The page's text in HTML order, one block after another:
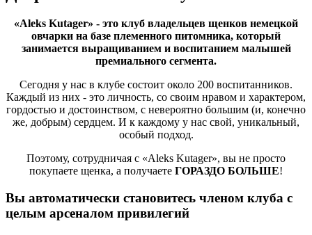
«Aleks Kutager» - это клуб владельцев щенков немецкой
овчарки на базе племенного питомника, который
занимается выращиванием и воспитанием малышей
премиального сегмента.
Сегодня у нас в клубе состоит около 200 воспитанников.
Каждый из них - это личность, со своим нравом и характером,
гордостью и достоинством, с невероятно большим (и, конечно
же, добрым) сердцем. И к каждому у нас свой, уникальный,
особый подход.
Поэтому, сотрудничая с «Aleks Kutager», вы не просто
покупаете щенка, а получаете ГОРАЗДО БОЛЬШЕ!
Вы автоматически становитесь членом клуба с
целым арсеналом привилегий